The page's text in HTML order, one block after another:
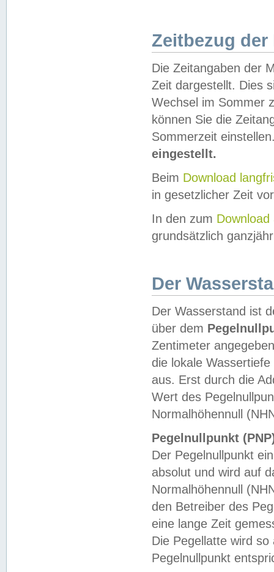
Zeitbezug der
Die Zeitangaben der
Zeit dargestellt. Dies
Wechsel im Sommer
können Sie die
Sommerzeit
eingestellt.
Beim Download
in gesetzlicher Zeit
In den zum Download
grundsätzlich
Der
Der Wasserstand ist
über dem
Zentimeter
die lokale
aus. Erst durch die
Wert des
Normalhöhennull
Pegelnullpunkt
Der Pegelnullpunkt
absolut und wird auf
Normalhöhennull
den Betreiber des
eine lange Zeit
Die Pegellatte wird
Pegelnullpunkt